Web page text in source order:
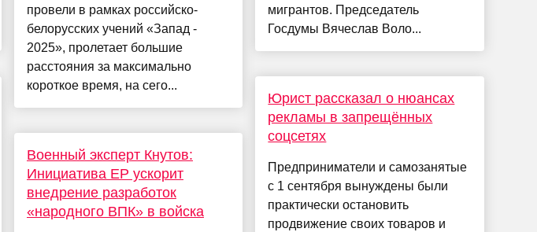
провели в рамках российско-
белорусских учений «Запад -
2025», пролетает большие
расстояния за максимально
короткое время, на сего...
Военный эксперт Кнутов:
Инициатива ЕР ускорит
внедрение разработок
«народного ВПК» в войска
мигрантов. Председатель
Госдумы Вячеслав Воло...
Юрист рассказал о нюансах
рекламы в запрещённых
соцсетях
Предприниматели и самозанятые
с 1 сентября вынуждены были
практически остановить
продвижение своих товаров и